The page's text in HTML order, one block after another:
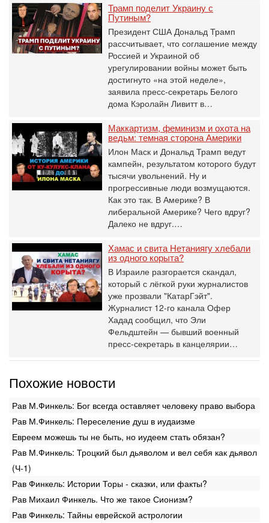
Трамп поделит Украину с
Путиным?
Президент США Дональд Трамп
рассчитывает, что соглашение между
Россией и Украиной об
урегулировании войны может быть
достигнуто «на этой неделе»,
заявила пресс-секретарь Белого
дома Кэролайн Ливитт в…
Маккартизм, феминизм и охота на
ведьм: темная сторона Америки
Илон Маск и Дональд Трамп ведут
кампейн, результатом которого будут
тысячи увольнений. Ну и
прогрессивные люди возмущаются.
Как это так. В Америке? В
либеральной Америке? Чего вдруг?
Далеко не вдруг.…
Хамас и свита Нетаниягу хлебали
из одного корыта?
В Израиле разгорается скандал,
который с лёгкой руки журналистов
уже прозвали "КатарГэйт".
Журналист 12-го канала Офер
Хадад сообщил, что Эли
Фельдштейн — бывший военный
пресс-секретарь в канцелярии…
Похожие новости
Рав М.Финкель: Бог всегда оставляет человеку право выбора
Рав М.Финкель: Переселение душ в иудаизме
Евреем можешь ты не быть, но иудеем стать обязан?
Рав М.Финкель: Троцкий был дьяволом и вел себя как дьявол
(Ч-1)
Рав Финкель: Истории Торы - сказки, или факты?
Рав Михаил Финкель. Что же такое Сионизм?
Рав Финкель: Тайны еврейской астрологии